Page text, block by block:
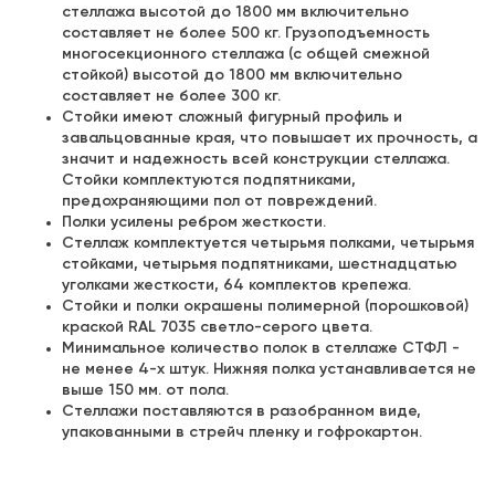
стеллажа высотой до 1800 мм включительно
составляет не более 500 кг. Грузоподъемность
многосекционного стеллажа (с общей смежной
стойкой) высотой до 1800 мм включительно
составляет не более 300 кг.
Стойки имеют сложный фигурный профиль и
завальцованные края, что повышает их прочность, а
значит и надежность всей конструкции стеллажа.
Стойки комплектуются подпятниками,
предохраняющими пол от повреждений.
Полки усилены ребром жесткости.
Стеллаж комплектуется четырьмя полками, четырьмя
стойками, четырьмя подпятниками, шестнадцатью
уголками жесткости, 64 комплектов крепежа.
Стойки и полки окрашены полимерной (порошковой)
краской RAL 7035 светло-серого цвета.
Минимальное количество полок в стеллаже СТФЛ -
не менее 4-х штук. Нижняя полка устанавливается не
выше 150 мм. от пола.
Стеллажи поставляются в разобранном виде,
упакованными в стрейч пленку и гофрокартон.